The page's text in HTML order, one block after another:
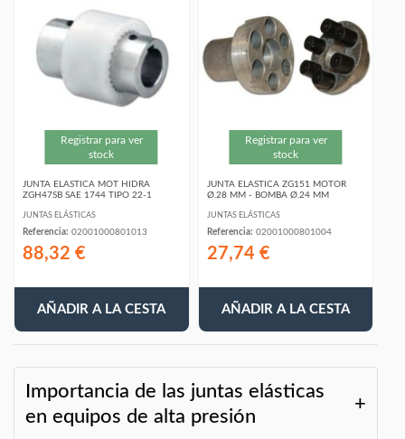
Registrar para ver
stock
JUNTA ELASTICA MOT HIDRA
ZGH47SB SAE 1744 TIPO 22-1
JUNTAS ELÁSTICAS
Referencia: 02001000801013
88,32 €
AÑADIR A LA CESTA
Registrar para ver
stock
JUNTA ELASTICA ZG151 MOTOR
Ø.28 MM - BOMBA Ø.24 MM
JUNTAS ELÁSTICAS
Referencia: 02001000801004
27,74 €
AÑADIR A LA CESTA
Importancia de las juntas elásticas
en equipos de alta presión